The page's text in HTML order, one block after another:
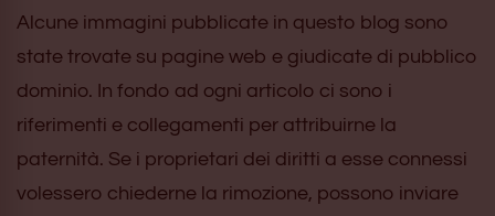
Alcune immagini pubblicate in questo blog sono
state trovate su pagine web e giudicate di pubblico
dominio. In fondo ad ogni articolo ci sono i
riferimenti e collegamenti per attribuirne la
paternità. Se i proprietari dei diritti a esse connessi
volessero chiederne la rimozione, possono inviare